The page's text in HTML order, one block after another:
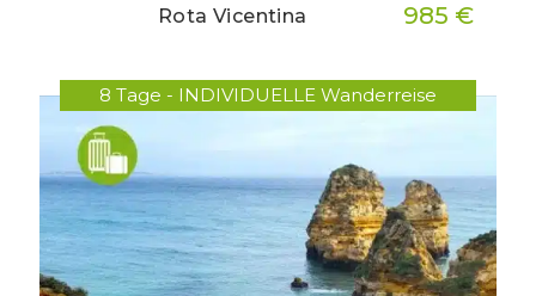
Rota Vicentina 985 €
8 Tage - INDIVIDUELLE Wanderreise